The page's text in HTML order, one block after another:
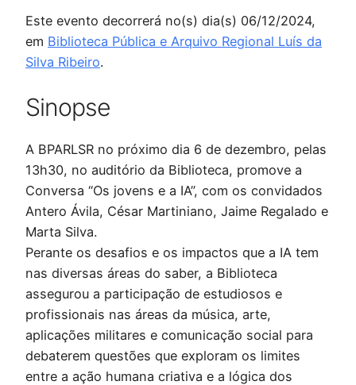
Este evento decorrerá no(s) dia(s) 06/12/2024,
em Biblioteca Pública e Arquivo Regional Luís da
Silva Ribeiro.
Sinopse
A BPARLSR no próximo dia 6 de dezembro, pelas
13h30, no auditório da Biblioteca, promove a
Conversa “Os jovens e a IA”, com os convidados
Antero Ávila, César Martiniano, Jaime Regalado e
Marta Silva.
Perante os desafios e os impactos que a IA tem
nas diversas áreas do saber, a Biblioteca
assegurou a participação de estudiosos e
profissionais nas áreas da música, arte,
aplicações militares e comunicação social para
debaterem questões que exploram os limites
entre a ação humana criativa e a lógica dos